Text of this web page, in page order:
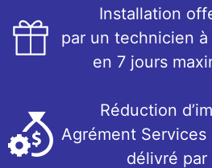
Installation
par un technicien
en 7 jours
Réduction
Agrément Services
délivré par